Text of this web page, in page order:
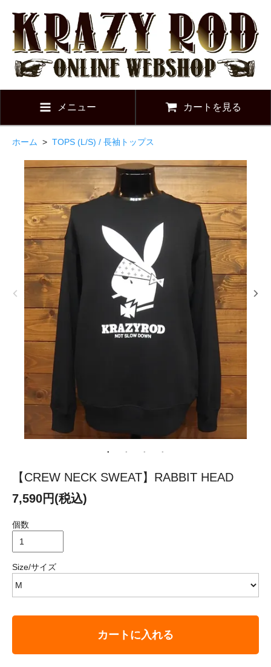
メニュー カートを見る
ホーム > TOPS (L/S) / 長袖トップス
【CREW NECK SWEAT】RABBIT HEAD
7,590円(税込)
個数
Size/サイズ
カートに入れる